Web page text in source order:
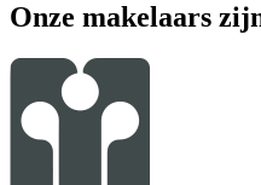
Onze makelaars